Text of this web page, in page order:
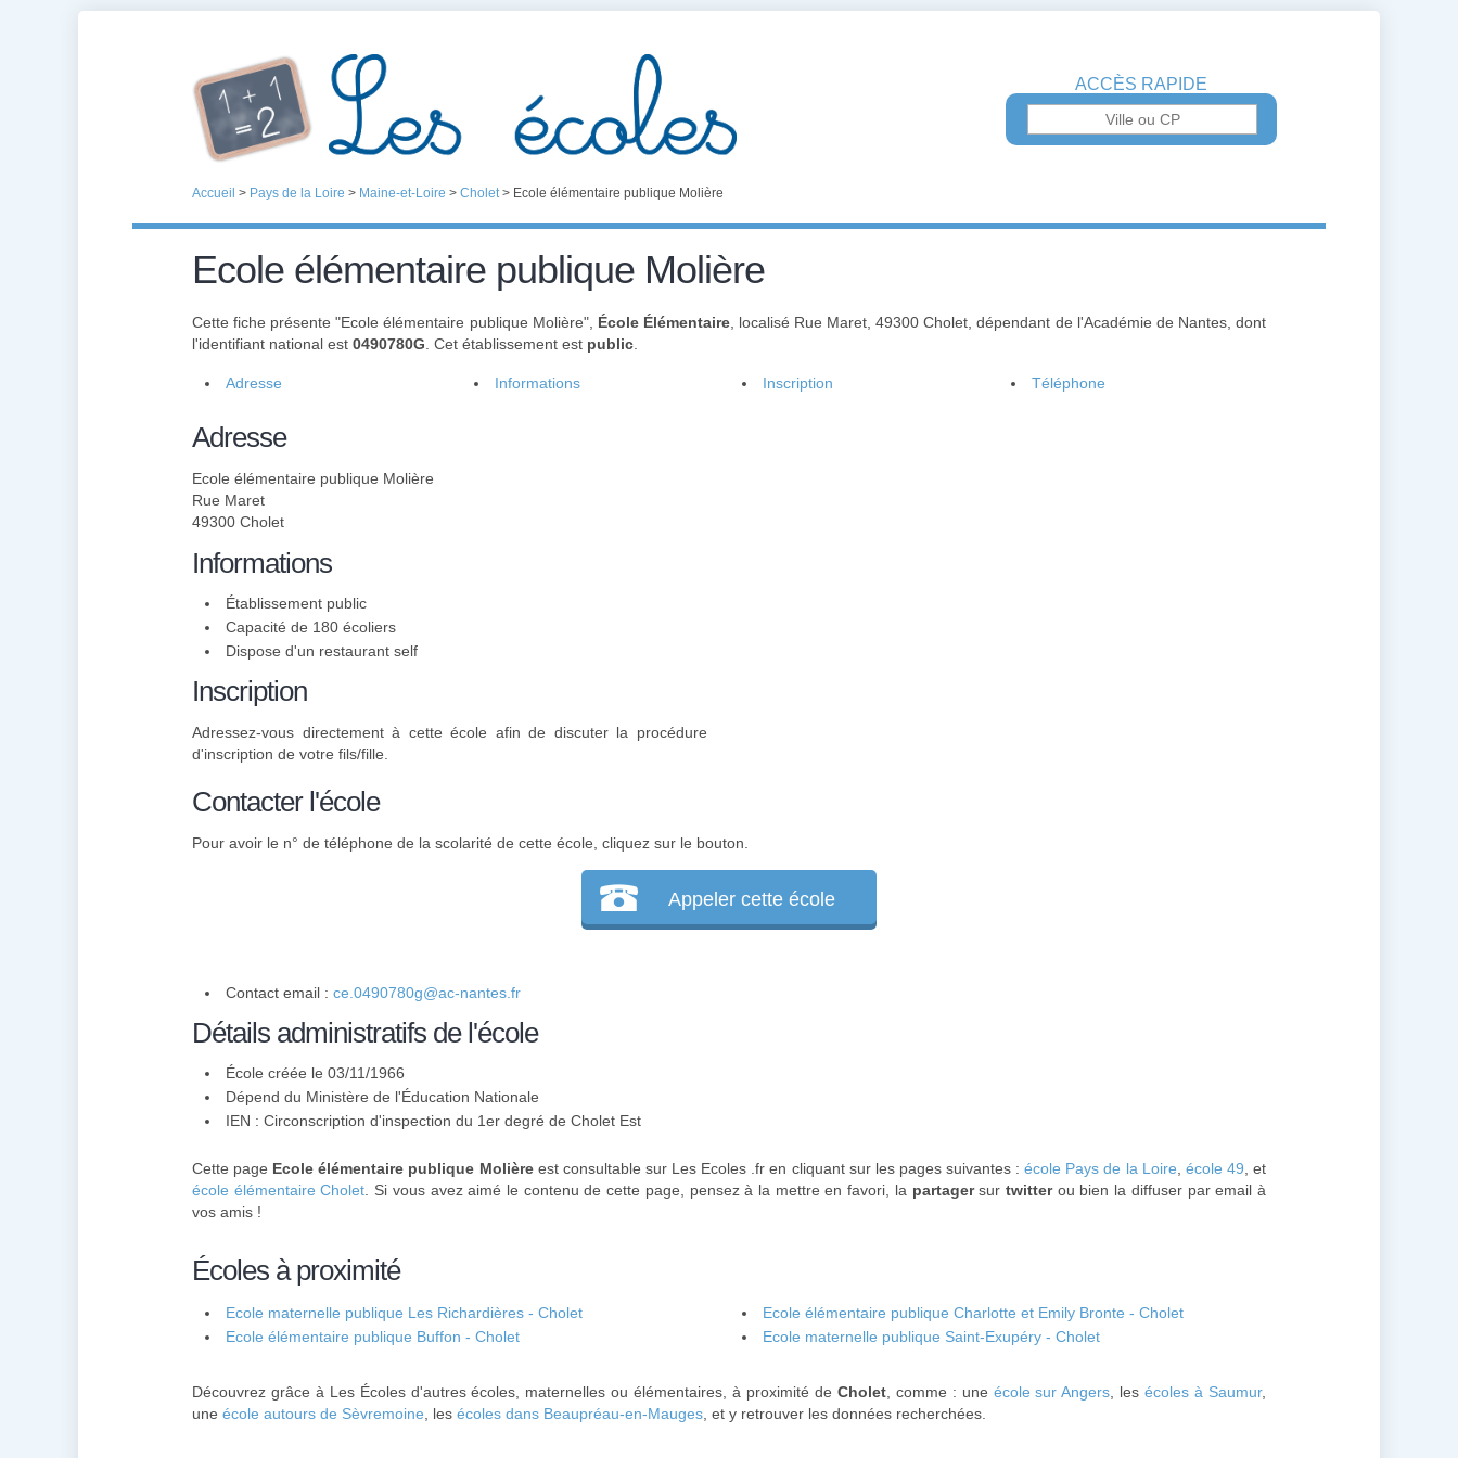
ACCÈS RAPIDE
Accueil > Pays de la Loire > Maine-et-Loire > Cholet> Ecole élémentaire publique Molière
Ecole élémentaire publique Molière
Cette fiche présente "Ecole élémentaire publique Molière", École Élémentaire, localisé Rue Maret, 49300 Cholet, dépendant de l'Académie de Nantes, dont
l'identifiant national est 0490780G . Cet établissement est public
Adresse Informations Inscription Téléphone
Adresse
Ecole élémentaire publique Molière
Rue Maret
49300 Cholet
Informations
Établissement public
Capacité de 180 écoliers
Dispose d'un restaurant self
Inscription
Adressez-vous directement à cette école afin de discuter la procédure
d'inscription de votre fils/fille.
Contacter l'école
Pour avoir le n° de téléphone de la scolarité de cette école, cliquez sur le bouton.
Appeler cette école
Contact email : ce.0490780g@ac-nantes.fr
Détails administratifs de l'école
École créée le 03/11/1966
Dépend du Ministère de l'Éducation Nationale
IEN : Circonscription d'inspection du 1er degré de Cholet Est
Cette page Ecole élémentaire publique Molièreest consultable sur Les Ecoles .fr en cliquant sur les pages suivantes :école Pays de la Loire école 49 , et
école élémentaire Cholet . Si vous avez aimé le contenu de cette page, pensez à la mettre en favori, la partagersurtwitterou bien la diffuser par email à
vos amis !
Écoles à proximité
Ecole maternelle publique Les Richardières - Cholet
Ecole élémentaire publique Charlotte et Emily Bronte - Cholet
Ecole élémentaire publique Buffon - Cholet
Ecole maternelle publique Saint-Exupéry - Cholet
Découvrez grâce à Les Écoles d'autres écoles, maternelles ou élémentaires, à proximité de Cholet, comme : une école sur Angers , lesécoles à Saumur,
une école autours de Sèvremoine , les écoles dans Beaupréau-en-Mauges , et y retrouver les données recherchées.